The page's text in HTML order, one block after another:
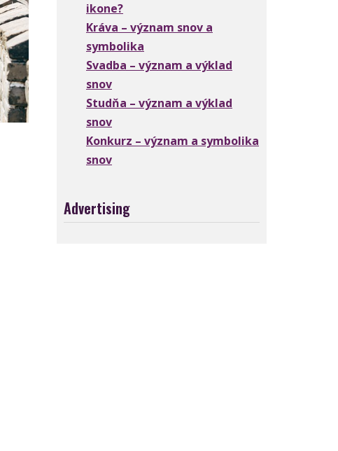
ikone?
Kráva – význam snov a
symbolika
Svadba – význam a výklad
snov
Studňa – význam a výklad
snov
Konkurz – význam a symbolika
snov
Advertising